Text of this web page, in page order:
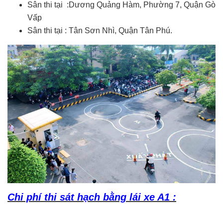
Sân thi tại :Dương Quảng Hàm, Phường 7, Quận Gò
Vấp
Sân thi tại : Tân Sơn Nhì, Quận Tân Phú.
Chi phí thi sát hạch bằng lái xe A1 :